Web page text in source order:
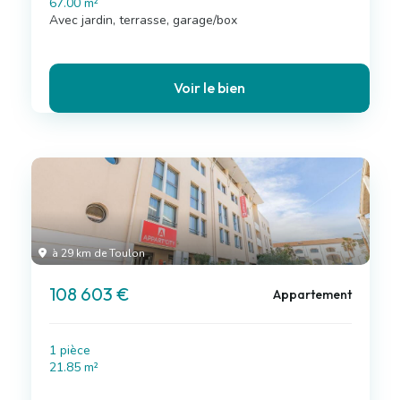
Avec jardin, terrasse, garage/box
Voir le bien
à 29 km de Toulon
108 603 € Appartement
1 pièce
21.85 m²